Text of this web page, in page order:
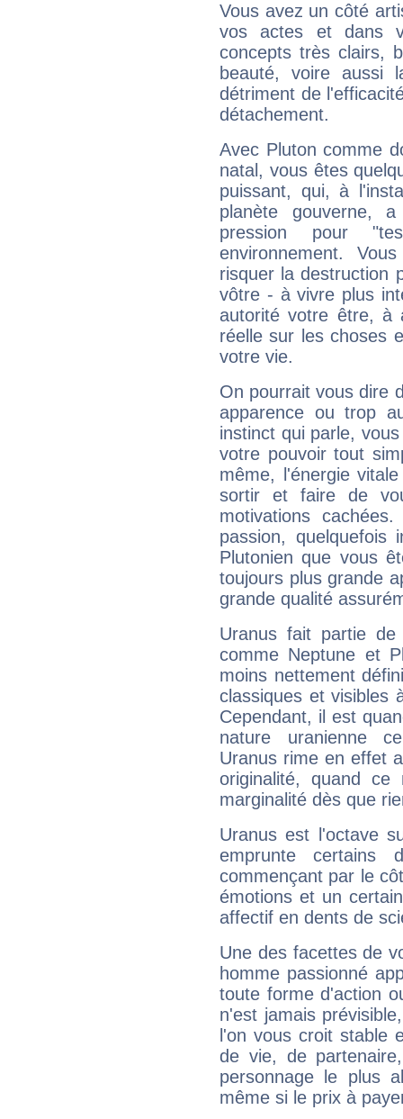
Vous avez un côté
vos actes et dans
concepts très clairs,
beauté, voire aussi
détriment de
détachement.
Avec Pluton comme
natal, vous êtes
puissant, qui, à
planète gouverne,
pression pour
environnement.
risquer la destruction
vôtre - à vivre plus
autorité votre être, à
réelle sur les choses
votre vie.
On pourrait vous dire
apparence ou trop
instinct qui parle,
votre pouvoir tout
même, l'énergie
sortir et faire de
motivations
passion, quelquefois
Plutonien que vous
toujours plus grande
grande qualité
Uranus fait partie
comme Neptune et
moins nettement
classiques et visibles
Cependant, il est
nature uranienne
Uranus rime en effet
originalité, quand ce
marginalité dès que
Uranus est l'octave
emprunte
commençant par le
émotions et un
affectif en dents de
Une des facettes de
homme passionné
toute forme d'action
n'est jamais
l'on vous croit stable
de vie, de
personnage le plus
même si le prix à